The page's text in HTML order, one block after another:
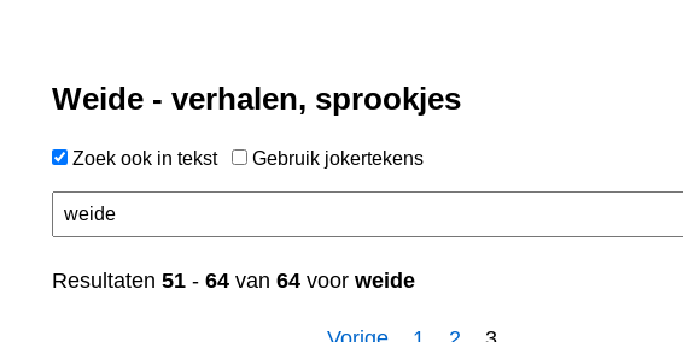
Weide - verhalen, sprookjes
Zoek ook in tekst Gebruik jokertekens
Resultaten 51 - 64 van 64 voor weide